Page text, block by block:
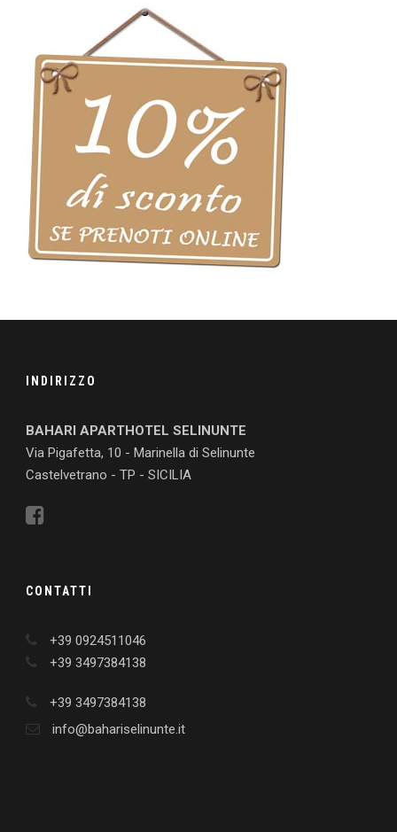
INDIRIZZO
BAHARI APARTHOTEL SELINUNTE
Via Pigafetta, 10 - Marinella di Selinunte
Castelvetrano - TP - SICILIA
CONTATTI
+39 0924511046
+39 3497384138
+39 3497384138
info@bahariselinunte.it